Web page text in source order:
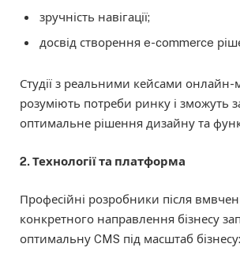
зручність навігації;
досвід створення e-commerce
Студії з реальними кейсами онлайн-
розуміють потреби ринку і зможуть
оптимальне рішення дизайну та
2. Технології та платформа
Професійні розробники після
конкретного направлення бізнесу
оптимальну CMS під масштаб бізнесу: